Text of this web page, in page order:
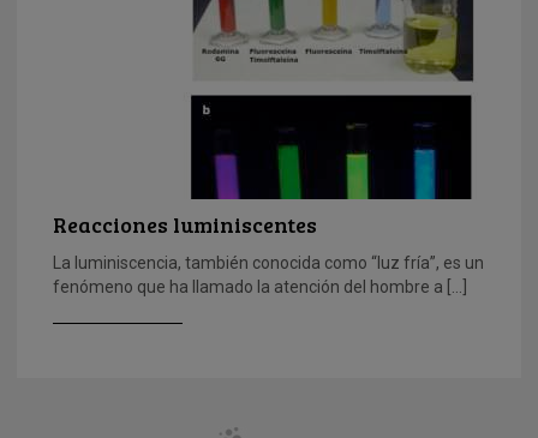
Reacciones luminiscentes
La luminiscencia, también conocida como “luz fría”, es un
fenómeno que ha llamado la atención del hombre a […]